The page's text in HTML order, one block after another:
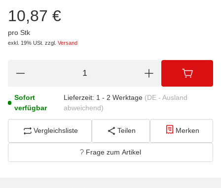
10,87 €
pro Stk
exkl. 19% USt. zzgl. Versand
Sofort
verfügbar
Lieferzeit: 1 - 2 Werktage (DE - Ausland
abweichend)
Vergleichsliste Teilen Merken
Frage zum Artikel